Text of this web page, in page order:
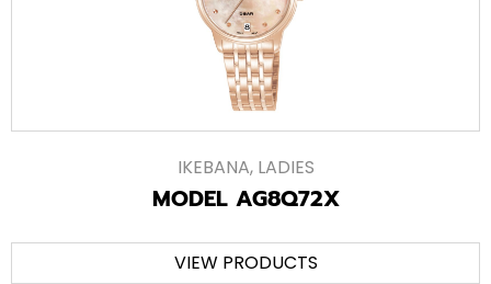
IKEBANA, LADIES
MODEL AG8Q72X
VIEW PRODUCTS